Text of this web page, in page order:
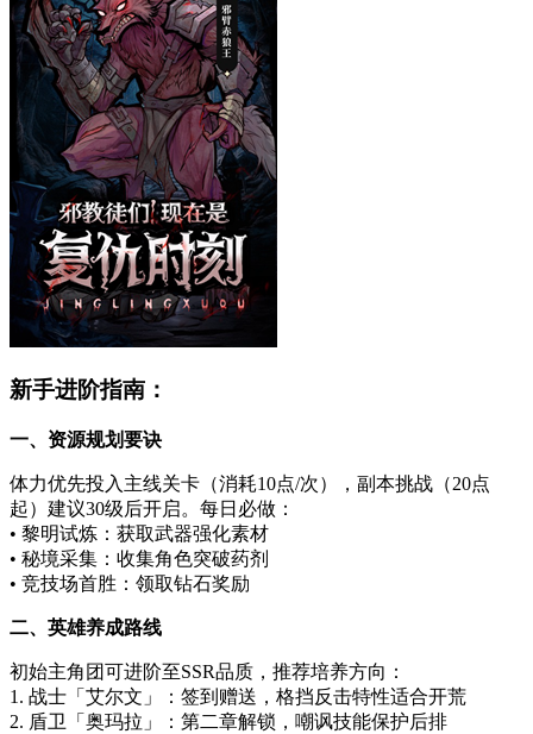
新手进阶指南：
一、资源规划要诀
体力优先投入主线关卡（消耗10点/次），副本挑战（20点
起）建议30级后开启。每日必做：
• 黎明试炼：获取武器强化素材
• 秘境采集：收集角色突破药剂
• 竞技场首胜：领取钻石奖励
二、英雄养成路线
初始主角团可进阶至SSR品质，推荐培养方向：
1. 战士「艾尔文」：签到赠送，格挡反击特性适合开荒
2. 盾卫「奥玛拉」：第二章解锁，嘲讽技能保护后排